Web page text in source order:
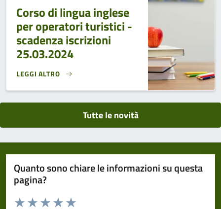
Corso di lingua inglese
per operatori turistici -
scadenza iscrizioni
25.03.2024
LEGGI ALTRO
CORSO DI LINGUA INGLESE PER OPERATORI TURISTICI -
Tutte le novità
Quanto sono chiare le informazioni su questa
pagina?
Domanda
Valuta da 1 a 5 stelle la pagina